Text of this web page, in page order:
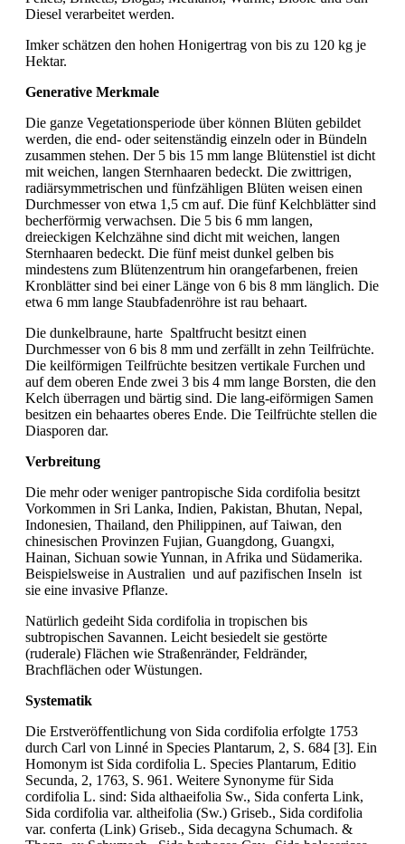
Diesel verarbeitet werden.
Imker schätzen den hohen Honigertrag von bis zu 120 kg je
Hektar.
Generative Merkmale
Die ganze Vegetationsperiode über können Blüten gebildet
werden, die end- oder seitenständig einzeln oder in Bündeln
zusammen stehen. Der 5 bis 15 mm lange Blütenstiel ist dicht
mit weichen, langen Sternhaaren bedeckt. Die zwittrigen,
radiärsymmetrischen und fünfzähligen Blüten weisen einen
Durchmesser von etwa 1,5 cm auf. Die fünf Kelchblätter sind
becherförmig verwachsen. Die 5 bis 6 mm langen,
dreieckigen Kelchzähne sind dicht mit weichen, langen
Sternhaaren bedeckt. Die fünf meist dunkel gelben bis
mindestens zum Blütenzentrum hin orangefarbenen, freien
Kronblätter sind bei einer Länge von 6 bis 8 mm länglich. Die
etwa 6 mm lange Staubfadenröhre ist rau behaart.
Die dunkelbraune, harte Spaltfrucht besitzt einen
Durchmesser von 6 bis 8 mm und zerfällt in zehn Teilfrüchte.
Die keilförmigen Teilfrüchte besitzen vertikale Furchen und
auf dem oberen Ende zwei 3 bis 4 mm lange Borsten, die den
Kelch überragen und bärtig sind. Die lang-eiförmigen Samen
besitzen ein behaartes oberes Ende. Die Teilfrüchte stellen die
Diasporen dar.
Verbreitung
Die mehr oder weniger pantropische Sida cordifolia besitzt
Vorkommen in Sri Lanka, Indien, Pakistan, Bhutan, Nepal,
Indonesien, Thailand, den Philippinen, auf Taiwan, den
chinesischen Provinzen Fujian, Guangdong, Guangxi,
Hainan, Sichuan sowie Yunnan, in Afrika und Südamerika.
Beispielsweise in Australien und auf pazifischen Inseln ist
sie eine invasive Pflanze.
Natürlich gedeiht Sida cordifolia in tropischen bis
subtropischen Savannen. Leicht besiedelt sie gestörte
(ruderale) Flächen wie Straßenränder, Feldränder,
Brachflächen oder Wüstungen.
Systematik
Die Erstveröffentlichung von Sida cordifolia erfolgte 1753
durch Carl von Linné in Species Plantarum, 2, S. 684 [3]. Ein
Homonym ist Sida cordifolia L. Species Plantarum, Editio
Secunda, 2, 1763, S. 961. Weitere Synonyme für Sida
cordifolia L. sind: Sida althaeifolia Sw., Sida conferta Link,
Sida cordifolia var. altheifolia (Sw.) Griseb., Sida cordifolia
var. conferta (Link) Griseb., Sida decagyna Schumach. &